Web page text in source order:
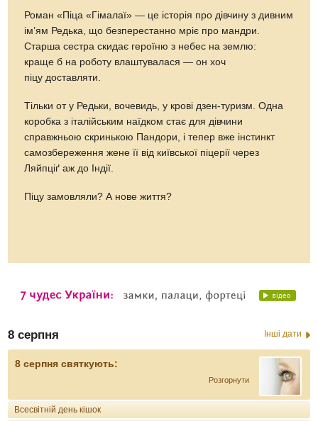
Роман «Піца «Гімалаї» — це історія про дівчину з дивним
ім’ям Редька, що безперестанно мріє про мандри.
Старша сестра скидає героїню з небес на землю:
краще б на роботу влаштувалася — он хоч
піцу доставляти.
Тільки от у Редьки, вочевидь, у крові дзен-туризм. Одна
коробка з італійським наїдком стає для дівчини
справжньою скринькою Пандори, і тепер вже інстинкт
самозбереження жене її від київської піцерії через
Ляйпціґ аж до Індії.
Піцу замовляли? А нове життя?
8 серпня Інші дати
8 серпня святкують:
Розгорнути
Всесвітній день кішок